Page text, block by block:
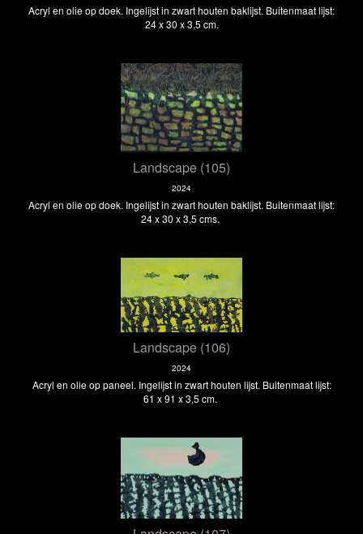
Acryl en olie op doek. Ingelijst in zwart houten baklijst. Buitenmaat lijst:
24 x 30 x 3,5 cm.
Landscape (105)
2024
Acryl en olie op doek. Ingelijst in zwart houten baklijst. Buitenmaat lijst:
24 x 30 x 3,5 cms.
Landscape (106)
2024
Acryl en olie op paneel. Ingelijst in zwart houten lijst. Buitenmaat lijst:
61 x 91 x 3,5 cm.